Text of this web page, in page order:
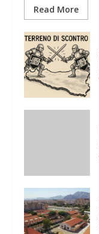
Read More